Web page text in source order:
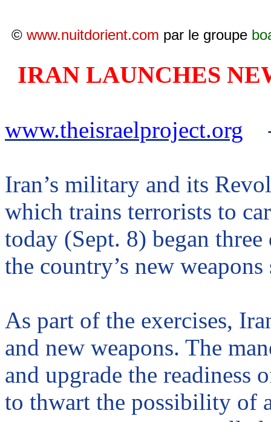
© www.nuitdorient.com par le groupe
IRAN LAUNCHES
www.theisraelproject.org
Iran’s military and its
which trains terrorists to
today (Sept. 8) began
the country’s new weapons
As part of the exercises,
and new weapons. The
and upgrade the readiness
to thwart the possibility of